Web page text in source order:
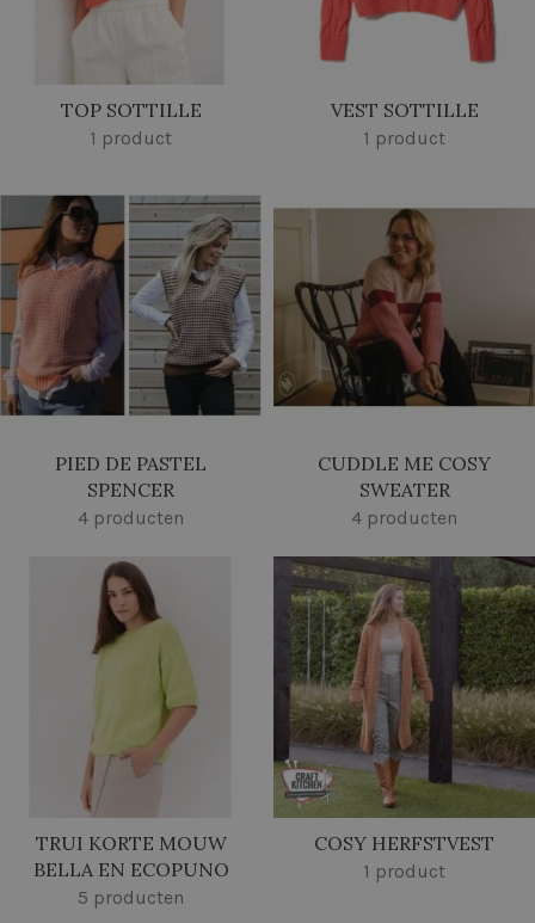
TOP SOTTILLE
1 product
VEST SOTTILLE
1 product
PIED DE PASTEL
SPENCER
4 producten
CUDDLE ME COSY
SWEATER
4 producten
TRUI KORTE MOUW
BELLA EN ECOPUNO
5 producten
COSY HERFSTVEST
1 product